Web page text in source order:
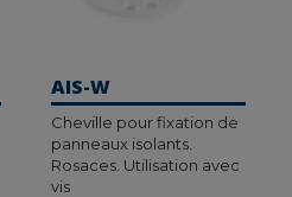
AIS-W
Cheville pour fixation de
panneaux isolants.
Rosaces. Utilisation avec
vis